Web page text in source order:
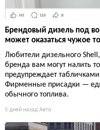
Брендовый дизель под
может оказаться чужое
Любители дизельного
бренда вам могут налить
предупреждает
Фирменные присадки —
обычного топлива.
5 дней назад Авто